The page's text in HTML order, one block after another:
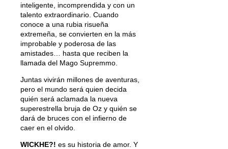
inteligente, incomprendida y con un
talento extraordinario. Cuando
conoce a una rubia risueña
extremeña, se convierten en la más
improbable y poderosa de las
amistades… hasta que reciben la
llamada del Mago Supremmo.
Juntas vivirán millones de aventuras,
pero el mundo será quien decida
quién será aclamada la nueva
superestrella bruja de Oz y quién se
dará de bruces con el infierno de
caer en el olvido.
WICKHE?! es su historia de amor. Y